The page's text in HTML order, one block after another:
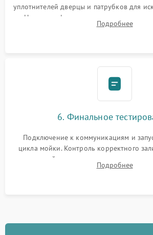
уплотнителей дверцы и патрубков для
Надежная фиксация хомутов
сборка корпуса и установка
Подробнее
6. Финальное
Подключение к коммуникациям и
цикла мойки. Контроль корректного
до нужной температуры, отсутствия
штатного слива и абсолютной
Подробнее